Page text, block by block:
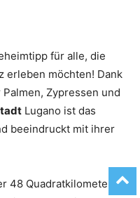
für alle, die
erleben möchten! Dank
Zypressen und
Lugano ist das
beeindruckt mit ihrer
48 Quadratkilometer